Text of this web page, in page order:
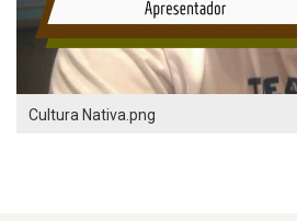
Cultura Nativa.png